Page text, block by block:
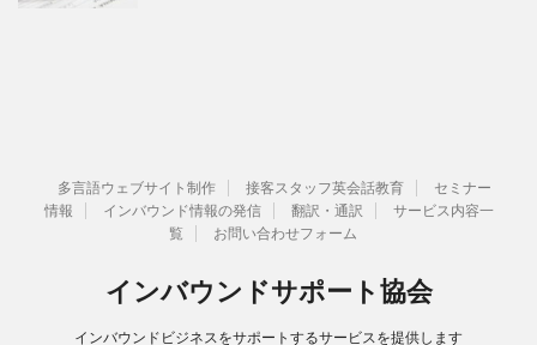
多言語ウェブサイト制作 接客スタッフ英会話教育
セミナー
情報
インバウンド情報の発信 翻訳・通訳
サービス内容一
覧
お問い合わせフォーム
インバウンドサポート協会
インバウンドビジネスをサポートするサービスを提供します